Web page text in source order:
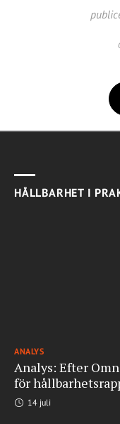
HÅLLBARHET I
ANALYS
Analys: Efter
för
14 juli